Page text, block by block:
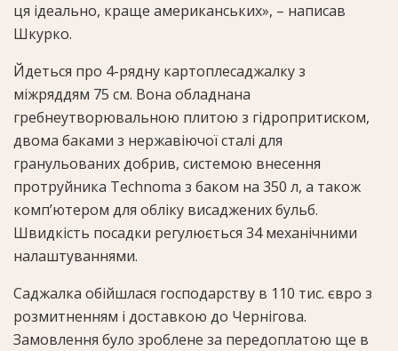
ця ідеально, краще американських», – написав
Шкурко.
Йдеться про 4-рядну картоплесаджалку з
міжряддям 75 см. Вона обладнана
гребнеутворювальною плитою з гідропритиском,
двома баками з нержавіючої сталі для
гранульованих добрив, системою внесення
протруйника Technoma з баком на 350 л, а також
комп’ютером для обліку висаджених бульб.
Швидкість посадки регулюється 34 механічними
налаштуваннями.
Саджалка обійшлася господарству в 110 тис. євро з
розмитненням і доставкою до Чернігова.
Замовлення було зроблене за передоплатою ще в